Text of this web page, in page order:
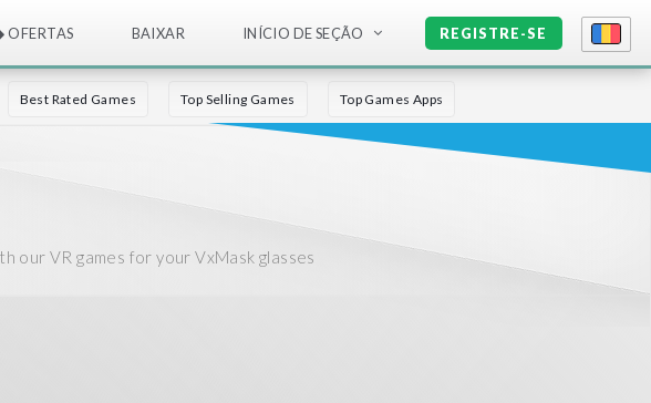
OFERTAS BAIXAR INÍCIO DE SEÇÃO REGISTRE-SE
Best Rated Games Top Selling Games Top Games Apps
our VR games for your VxMask glasses